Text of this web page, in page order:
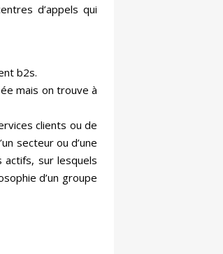
d’appels qui
b2s.
mais on trouve à
clients ou de
secteur ou d’une
sur lesquels
d’un groupe